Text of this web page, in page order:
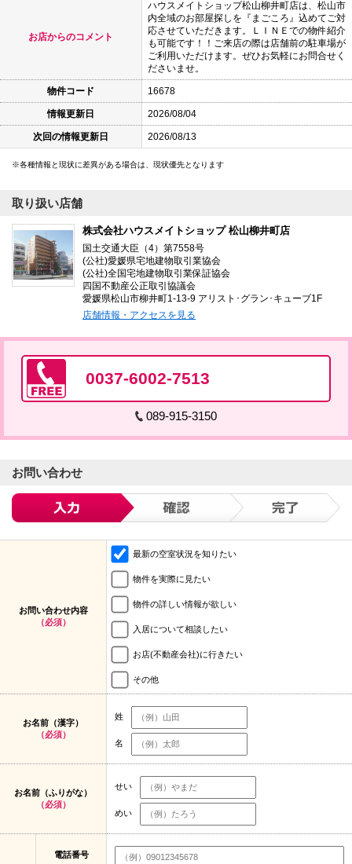
お店からのコメント
ハウスメイトショップ松山柳井町店は、松山市
内全域のお部屋探しを『まごころ』込めてご対
応させていただきます。ＬＩＮＥでの物件紹介
も可能です！！ご来店の際は店舗前の駐車場が
ご利用いただけます。ぜひお気軽にお問合せく
ださいませ。
物件コード 16678
情報更新日 2026/08/04
次回の情報更新日 2026/08/13
各種情報と現状に差異がある場合は、現状優先となります
取り扱い店舗
株式会社ハウスメイトショップ 松山柳井町店
国土交通大臣（4）第7558号
(公社)愛媛県宅地建物取引業協会
(公社)全国宅地建物取引業保証協会
四国不動産公正取引協議会
愛媛県松山市柳井町1-13-9 アリスト･グラン･キューブ1F
店舗情報・アクセスを見る
0037-6002-7513
089-915-3150
お問い合わせ
お問い合わせ内容
（必須）
最新の空室状況を知りたい
物件を実際に見たい
物件の詳しい情報が欲しい
入居について相談したい
お店(不動産会社)に行きたい
その他
お名前（漢字）
（必須）
姓
名
お名前（ふりがな）
（必須）
せい
めい
電話番号